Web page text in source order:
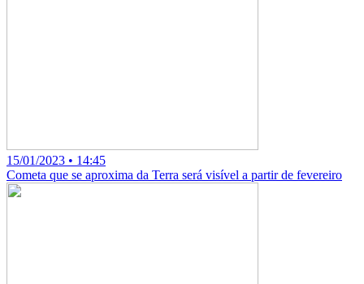
15/01/2023 • 14:45
Cometa que se aproxima da Terra será visível a partir de fevereiro